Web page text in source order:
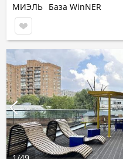
МИЭЛЬ База WinNER